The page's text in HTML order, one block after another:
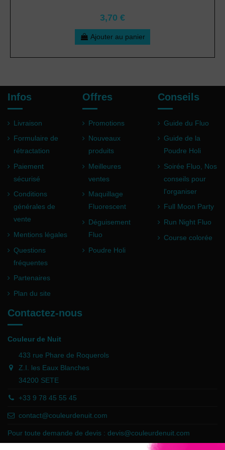
3,70 €
Ajouter au panier
Infos
Livraison
Formulaire de
rétractation
Paiement
sécurisé
Conditions
générales de
vente
Mentions légales
Questions
fréquentes
Partenaires
Plan du site
Offres
Promotions
Nouveaux
produits
Meilleures
ventes
Maquillage
Fluorescent
Déguisement
Fluo
Poudre Holi
Conseils
Guide du Fluo
Guide de la
Poudre Holi
Soirée Fluo, Nos
conseils pour
l'organiser
Full Moon Party
Run Night Fluo
Course colorée
Contactez-nous
Couleur de Nuit
433 rue Phare de Roquerols
Z.I. les Eaux Blanches
34200 SETE
+33 9 78 45 55 45
contact@couleurdenuit.com
Pour toute demande de devis : devis@couleurdenuit.com